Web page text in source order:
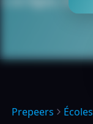
Prepeers Écoles